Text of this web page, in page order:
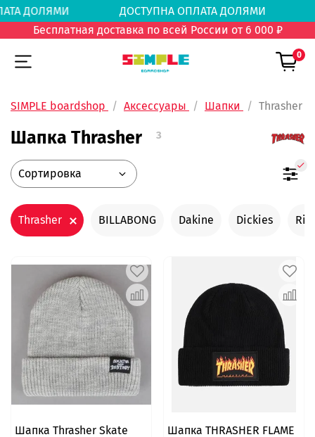
ДОЛЯМИ ДОСТУПНА ОПЛАТА ДОЛЯМИ
Бесплатная доставка по всей России от 6 000 ₽
0
SIMPLE boardshop Аксессуары Шапки Thrasher
Шапка Thrasher 3
Thrasher BILLABONG Dakine Dickies
Шапка Thrasher Skate
Шапка THRASHER FLAME